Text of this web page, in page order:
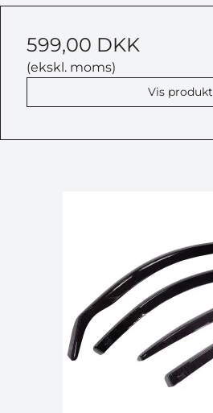
599,00 DKK
(ekskl. moms)
Vis produkt